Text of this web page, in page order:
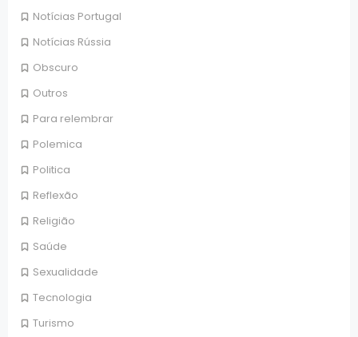
Notícias Portugal
Notícias Rússia
Obscuro
Outros
Para relembrar
Polemica
Politica
Reflexão
Religião
Saúde
Sexualidade
Tecnologia
Turismo